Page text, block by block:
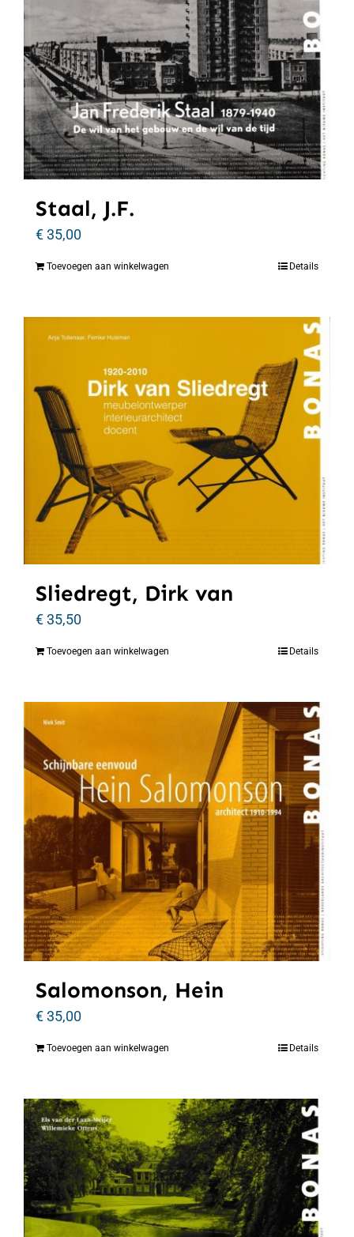
Staal, J.F.
€35,00
Toevoegen aan winkelwagen Details
Sliedregt, Dirk van
€35,50
Toevoegen aan winkelwagen Details
Salomonson, Hein
€35,00
Toevoegen aan winkelwagen Details